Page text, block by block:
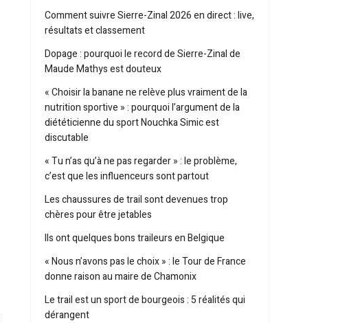
Comment suivre Sierre-Zinal 2026 en direct : live,
résultats et classement
Dopage : pourquoi le record de Sierre-Zinal de
Maude Mathys est douteux
« Choisir la banane ne relève plus vraiment de la
nutrition sportive » : pourquoi l’argument de la
diététicienne du sport Nouchka Simic est
discutable
« Tu n’as qu’à ne pas regarder » : le problème,
c’est que les influenceurs sont partout
Les chaussures de trail sont devenues trop
chères pour être jetables
Ils ont quelques bons traileurs en Belgique
« Nous n’avons pas le choix » : le Tour de France
donne raison au maire de Chamonix
Le trail est un sport de bourgeois : 5 réalités qui
dérangent